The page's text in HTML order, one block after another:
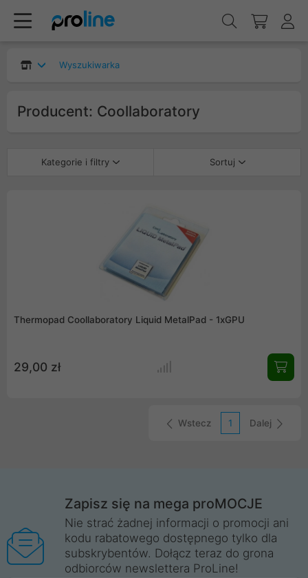
Wyszukiwarka
Producent: Coollaboratory
Kategorie i filtry Sortuj
Thermopad Coollaboratory Liquid MetalPad - 1xGPU
29,00 zł
Wstecz 1 Dalej
Zapisz się na mega proMOCJE
Nie strać żadnej informacji o promocji ani
kodu rabatowego dostępnego tylko dla
subskrybentów. Dołącz teraz do grona
odbiorców newslettera ProLine!